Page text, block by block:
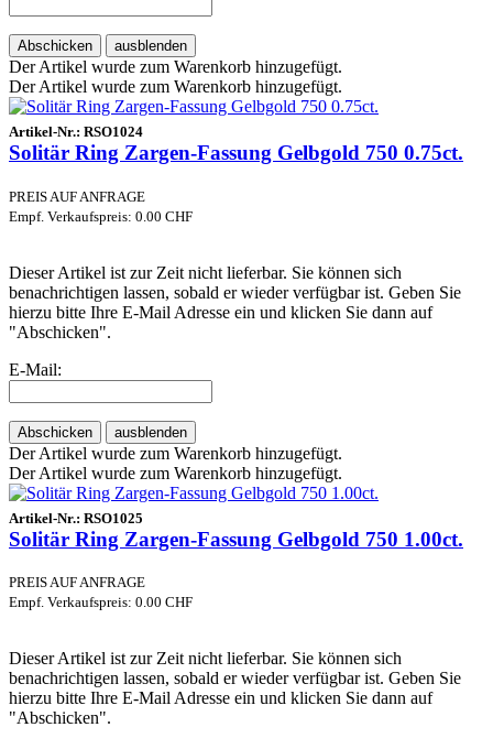
Abschicken ausblenden
Der Artikel wurde zum Warenkorb hinzugefügt.
Der Artikel wurde zum Warenkorb hinzugefügt.
Artikel-Nr.: RSO1024
Solitär Ring Zargen-Fassung Gelbgold 750 0.75ct.
PREIS AUF ANFRAGE
Empf. Verkaufspreis: 0.00 CHF
Dieser Artikel ist zur Zeit nicht lieferbar. Sie können sich
benachrichtigen lassen, sobald er wieder verfügbar ist. Geben Sie
hierzu bitte Ihre E-Mail Adresse ein und klicken Sie dann auf
"Abschicken".
E-Mail:
Abschicken ausblenden
Der Artikel wurde zum Warenkorb hinzugefügt.
Der Artikel wurde zum Warenkorb hinzugefügt.
Artikel-Nr.: RSO1025
Solitär Ring Zargen-Fassung Gelbgold 750 1.00ct.
PREIS AUF ANFRAGE
Empf. Verkaufspreis: 0.00 CHF
Dieser Artikel ist zur Zeit nicht lieferbar. Sie können sich
benachrichtigen lassen, sobald er wieder verfügbar ist. Geben Sie
hierzu bitte Ihre E-Mail Adresse ein und klicken Sie dann auf
"Abschicken".